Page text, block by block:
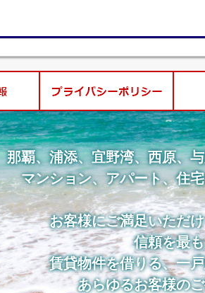
那覇、浦添、宜野湾、西原、
マンション、アパート、住
お客様にご満足いただ
信頼を最
賃貸物件を借りる、一
あらゆるお客様の